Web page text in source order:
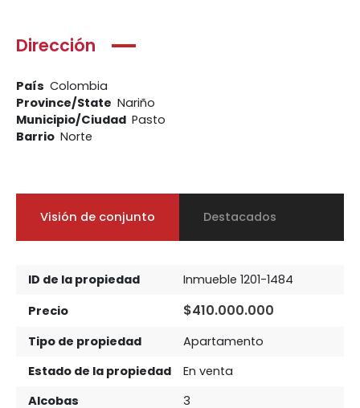
Dirección
País Colombia
Province/State Nariño
Municipio/Ciudad Pasto
Barrio Norte
Visión de conjunto Destacados
ID de la propiedad
Inmueble 1201-1484
Precio
$410.000.000
Tipo de propiedad
Apartamento
Estado de la propiedad
En venta
Alcobas
3